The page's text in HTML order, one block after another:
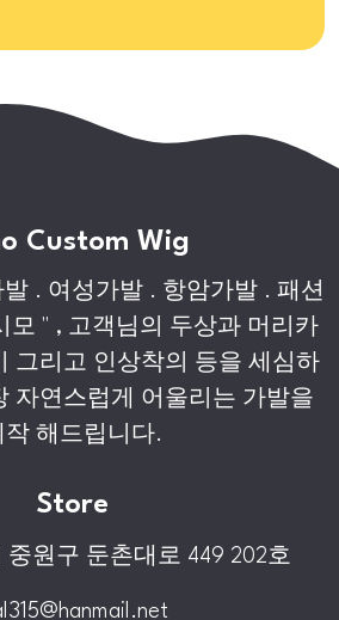
Custom Wig
. 여성가발 . 항암가발 . 패션
모 " , 고객님의 두상과 머리카
그리고 인상착의 등을 세심하
자연스럽게 어울리는 가발을
작 해드립니다.
Store
원구 둔촌대로 449 202호